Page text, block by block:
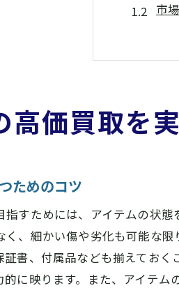
市
付
季
交
買取大
査
査
査
他
高価買取を
ためのコツ
指すためには、アイテムの状
く、細かい傷や劣化も可能な
証書、付属品なども揃えてお
に映ります。また、アイテ